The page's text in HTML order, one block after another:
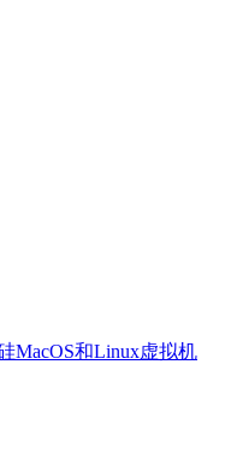
MacOS和Linux虚拟机